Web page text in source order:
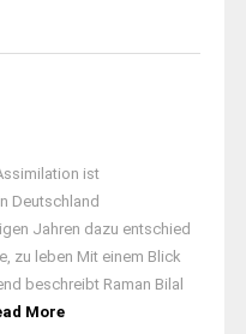
ist
Deutschland
Jahren dazu entschied
zu leben Mit einem Blick
beschreibt Raman Bilal
More